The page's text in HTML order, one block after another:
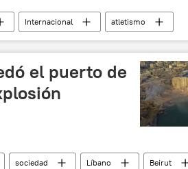
Internacional
atletismo
el puerto de
sociedad Líbano
Beirut